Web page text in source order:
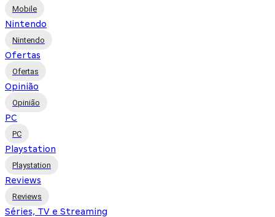
Mobile
Nintendo
Nintendo
Ofertas
Ofertas
Opinião
Opinião
PC
PC
Playstation
Playstation
Reviews
Reviews
Séries, TV e Streaming